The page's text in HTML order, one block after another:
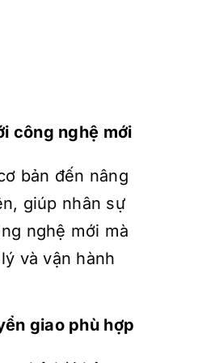
công nghệ mới
bản đến nâng
giúp nhân sự
nghệ mới mà
và vận hành
giao phù hợp